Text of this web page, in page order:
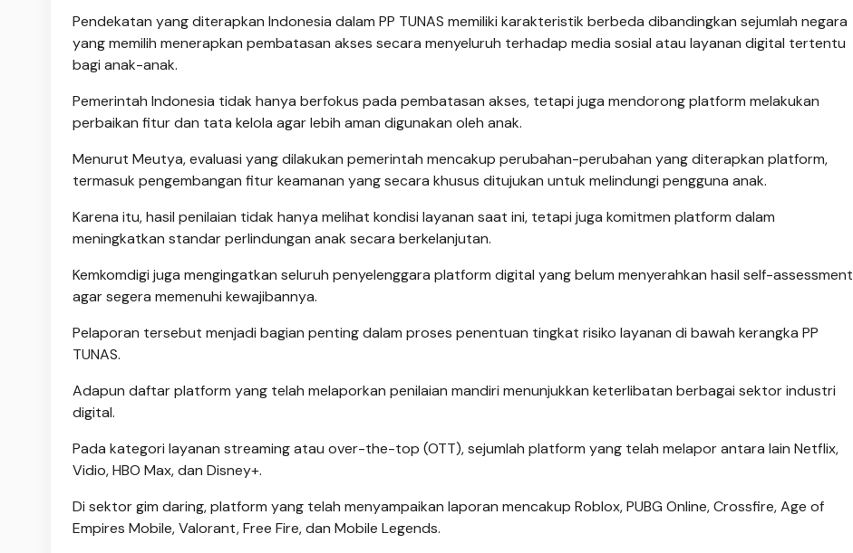
Pendekatan yang diterapkan Indonesia dalam PP TUNAS memiliki karakteristik berbeda dibandingkan sejumlah negara
yang memilih menerapkan pembatasan akses secara menyeluruh terhadap media sosial atau layanan digital tertentu
bagi anak-anak.
Pemerintah Indonesia tidak hanya berfokus pada pembatasan akses, tetapi juga mendorong platform melakukan
perbaikan fitur dan tata kelola agar lebih aman digunakan oleh anak.
Menurut Meutya, evaluasi yang dilakukan pemerintah mencakup perubahan-perubahan yang diterapkan platform,
termasuk pengembangan fitur keamanan yang secara khusus ditujukan untuk melindungi pengguna anak.
Karena itu, hasil penilaian tidak hanya melihat kondisi layanan saat ini, tetapi juga komitmen platform dalam
meningkatkan standar perlindungan anak secara berkelanjutan.
Kemkomdigi juga mengingatkan seluruh penyelenggara platform digital yang belum menyerahkan hasil self-assessment
agar segera memenuhi kewajibannya.
Pelaporan tersebut menjadi bagian penting dalam proses penentuan tingkat risiko layanan di bawah kerangka PP
TUNAS.
Adapun daftar platform yang telah melaporkan penilaian mandiri menunjukkan keterlibatan berbagai sektor industri
digital.
Pada kategori layanan streaming atau over-the-top (OTT), sejumlah platform yang telah melapor antara lain Netflix,
Vidio, HBO Max, dan Disney+.
Di sektor gim daring, platform yang telah menyampaikan laporan mencakup Roblox, PUBG Online, Crossfire, Age of
Empires Mobile, Valorant, Free Fire, dan Mobile Legends.